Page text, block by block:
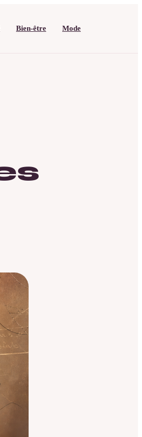
Bien-être Mode